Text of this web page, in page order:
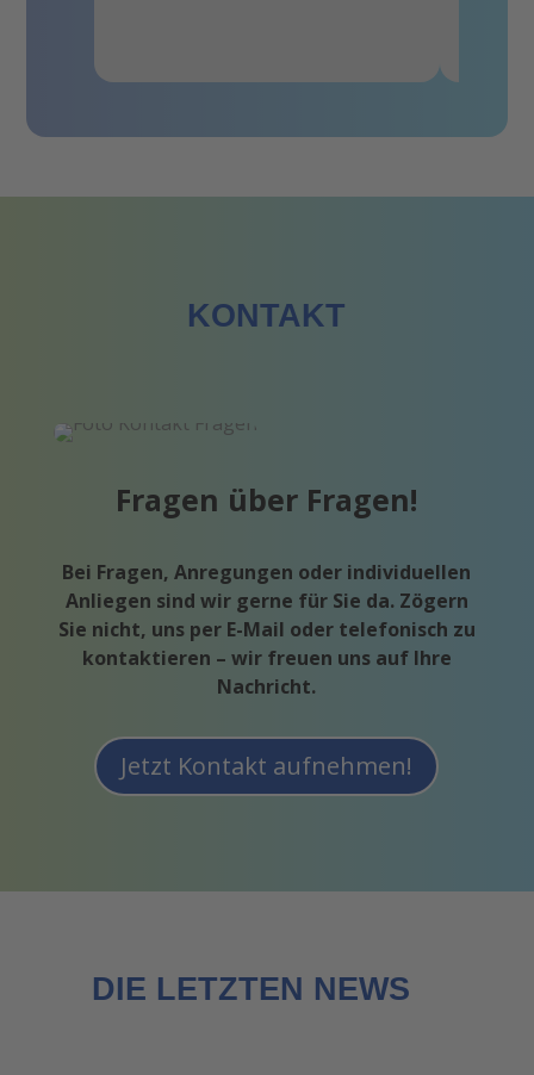
KONTAKT
Fragen über Fragen!
Bei Fragen, Anregungen oder individuellen
Anliegen sind wir gerne für Sie da. Zögern
Sie nicht, uns per E-Mail oder telefonisch zu
kontaktieren – wir freuen uns auf Ihre
Nachricht.
Jetzt Kontakt aufnehmen!
DIE LETZTEN NEWS